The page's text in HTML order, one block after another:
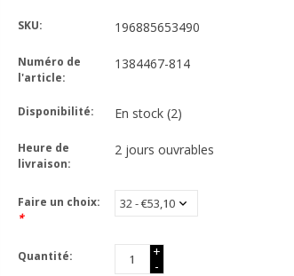
SKU: 196885653490
Numéro de
l'article:
1384467-814
Disponibilité: En stock (2)
Heure de
livraison:
2 jours ouvrables
Faire un choix:
*
Quantité:
+
-